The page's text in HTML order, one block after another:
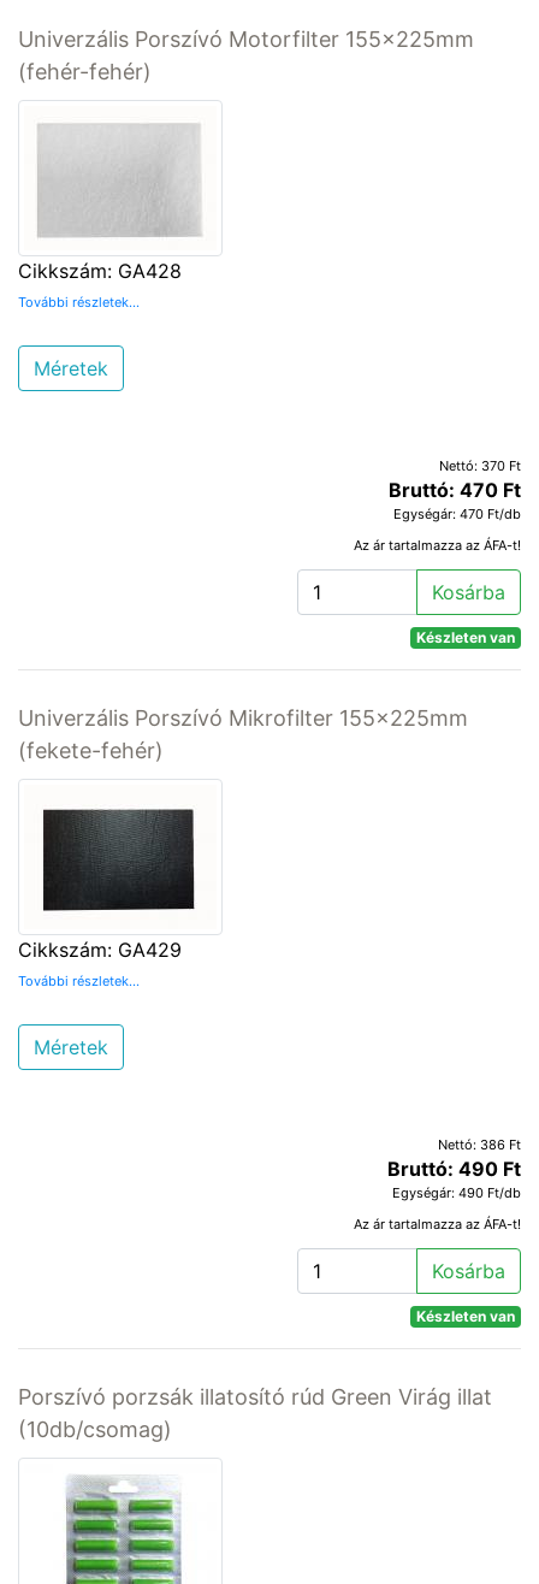
Univerzális Porszívó Motorfilter 155x225mm
(fehér-fehér)
Cikkszám: GA428
További részletek...
Méretek
Nettó: 370 Ft
Bruttó: 470 Ft
Egységár: 470 Ft/db
Az ár tartalmazza az ÁFA-t!
Kosárba
Készleten van
Univerzális Porszívó Mikrofilter 155x225mm
(fekete-fehér)
Cikkszám: GA429
További részletek...
Méretek
Nettó: 386 Ft
Bruttó: 490 Ft
Egységár: 490 Ft/db
Az ár tartalmazza az ÁFA-t!
Kosárba
Készleten van
Porszívó porzsák illatosító rúd Green Virág illat
(10db/csomag)